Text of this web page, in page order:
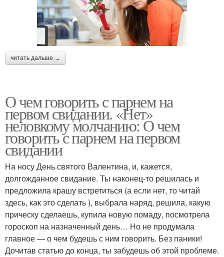
читать дальше →
О чем говорить с парнем на
первом свидании. «Нет»
неловкому молчанию: О чем
говорить с парнем на первом
свидании
На носу День святого Валентина, и, кажется,
долгожданное свидание. Ты наконец-то решилась и
предложила крашу встретиться (а если нет, то читай
здесь, как это сделать ), выбрала наряд, решила, какую
прическу сделаешь, купила новую помаду, посмотрела
гороскоп на назначенный день… Но не продумала
главное — о чем будешь с ним говорить. Без паники!
Дочитав статью до конца, ты забудешь об этой проблеме.